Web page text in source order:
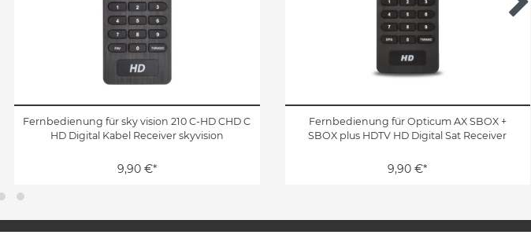
Fernbedienung für sky vision 210 C-HD CHD C
HD Digital Kabel Receiver skyvision
9,90 €*
Fernbedienung für Opticum AX SBOX +
SBOX plus HDTV HD Digital Sat Receiver
9,90 €*